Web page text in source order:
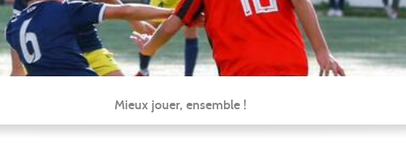
Mieux jouer, ensemble !